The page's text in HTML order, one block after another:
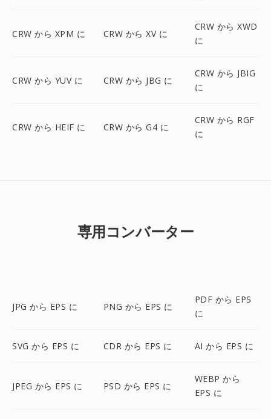
CRW から XPM に CRW から XV に
CRW から XWD
に
CRW から YUV に CRW から JBG に
CRW から JBIG
に
CRW から HEIF に CRW から G4 に
CRW から RGF
に
専用コンバーター
JPG から EPS に PNG から EPS に
PDF から EPS
に
SVG から EPS に CDR から EPS に AI から EPS に
JPEG から EPS に PSD から EPS に
WEBP から
EPS に